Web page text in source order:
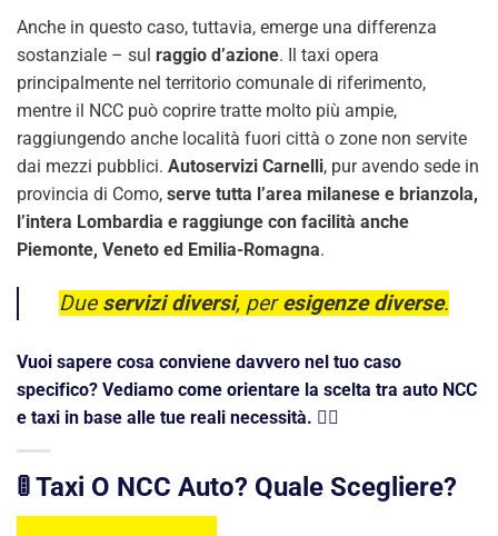
Anche in questo caso, tuttavia, emerge una differenza
sostanziale – sul raggio d’azione. Il taxi opera
principalmente nel territorio comunale di riferimento,
mentre il NCC può coprire tratte molto più ampie,
raggiungendo anche località fuori città o zone non servite
dai mezzi pubblici. Autoservizi Carnelli, pur avendo sede in
provincia di Como, serve tutta l’area milanese e brianzola,
l’intera Lombardia e raggiunge con facilità anche
Piemonte, Veneto ed Emilia-Romagna.
Due servizi diversi, peresigenze diverse.
Vuoi sapere cosa conviene davvero nel tuo caso
specifico? Vediamo come orientare la scelta tra auto NCC
e taxi in base alle tue reali necessità. 👇🏻
🚦 Taxi O NCC Auto? Quale Scegliere?